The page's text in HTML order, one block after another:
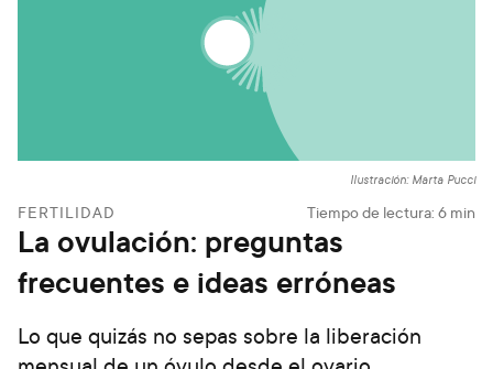
Ilustración: Marta Pucci
FERTILIDAD Tiempo de lectura: 6 min
La ovulación: preguntas
frecuentes e ideas erróneas
Lo que quizás no sepas sobre la liberación